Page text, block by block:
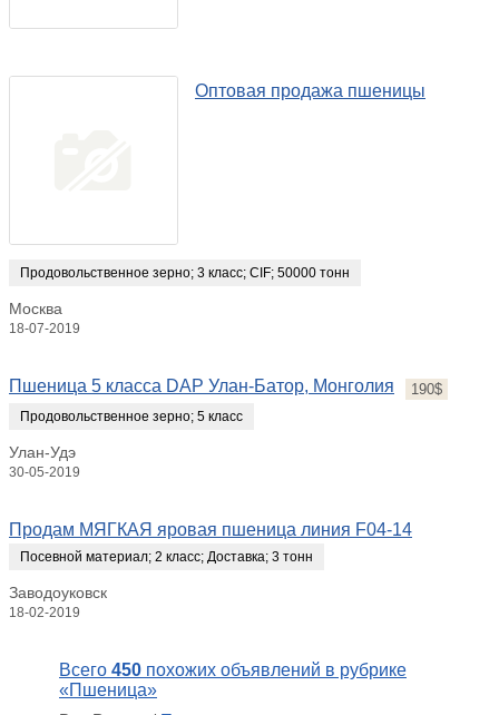
Оптовая продажа пшеницы
Продовольственное зерно; 3 класс; CIF; 50000 тонн
Москва
18-07-2019
Пшеница 5 класса DAP Улан-Батор, Монголия 190$
Продовольственное зерно; 5 класс
Улан-Удэ
30-05-2019
Продам МЯГКАЯ яровая пшеница линия F04-14
Посевной материал; 2 класс; Доставка; 3 тонн
Заводоуковск
18-02-2019
Всего 450 похожих объявлений в рубрике
«Пшеница»